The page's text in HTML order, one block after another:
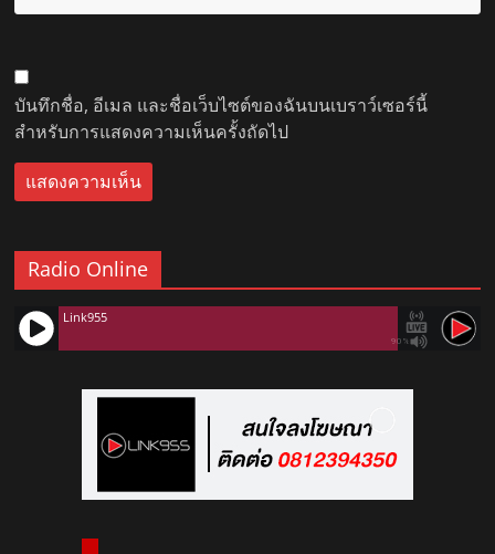
บันทึกชื่อ, อีเมล และชื่อเว็บไซต์ของฉันบนเบราว์เซอร์นี้
สำหรับการแสดงความเห็นครั้งถัดไป
Radio Online
90%
Link955